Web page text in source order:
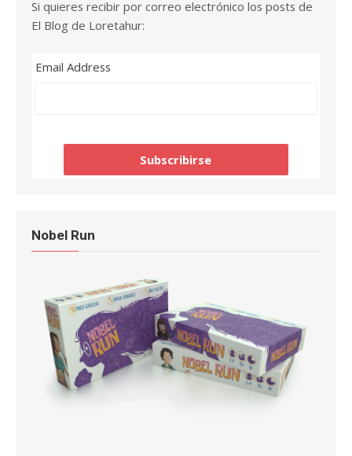
Si quieres recibir por correo electrónico los posts de
El Blog de Loretahur:
Email Address
Nobel Run